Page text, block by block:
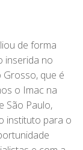
de forma
inserida no
que é
o Imac na
São Paulo,
instituto para o